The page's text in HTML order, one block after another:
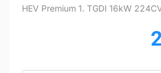
HEV Premium 1. TGDI 16kW